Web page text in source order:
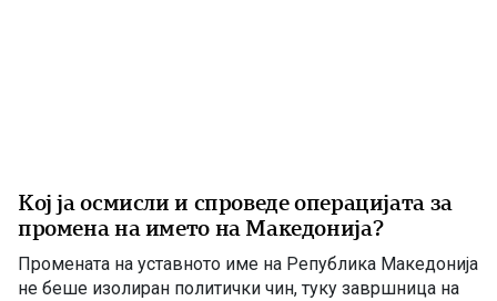
Кој ја осмисли и спроведе операцијата за
промена на името на Македонија?
Промената на уставното име на Република Македонија
не беше изолиран политички чин, туку завршница на